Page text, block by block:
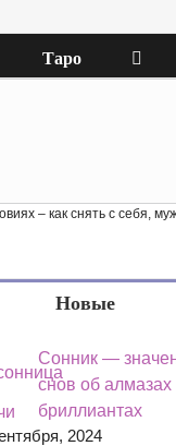
Таро
– как снять с себя,
Новые
Сонник —
снов об алмазах
бриллиантах
2024